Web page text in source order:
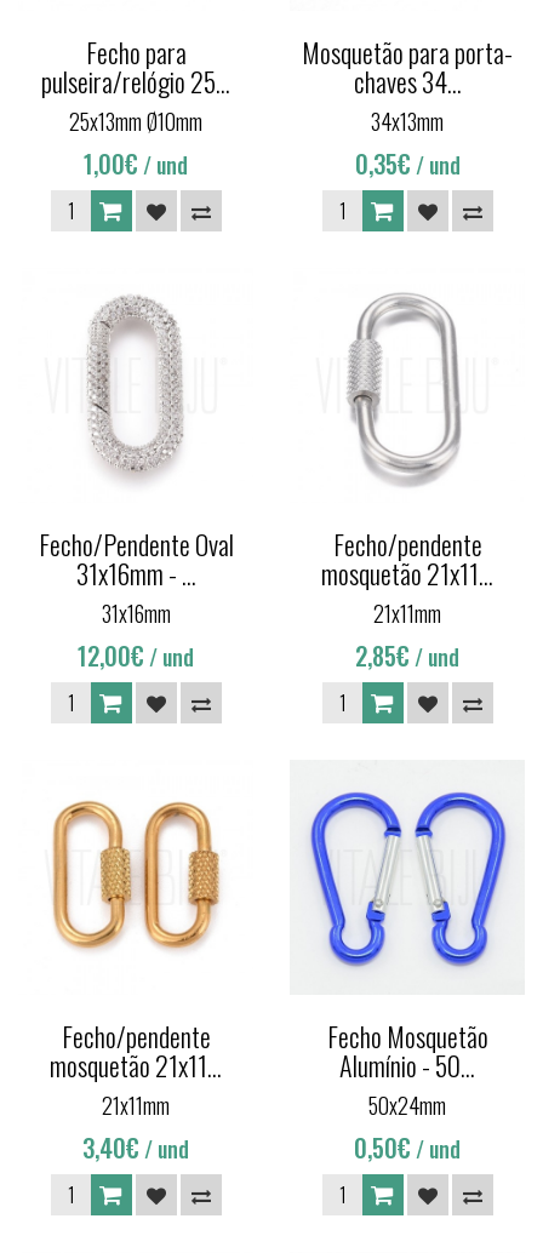
Fecho para
pulseira/relógio 25...
25x13mm Ø10mm
1,00€ / und
Mosquetão para porta-
chaves 34...
34x13mm
0,35€ / und
Fecho/Pendente Oval
31x16mm - ...
31x16mm
12,00€ / und
Fecho/pendente
mosquetão 21x11...
21x11mm
2,85€ / und
Fecho/pendente
mosquetão 21x11...
21x11mm
3,40€ / und
Fecho Mosquetão
Alumínio - 50...
50x24mm
0,50€ / und